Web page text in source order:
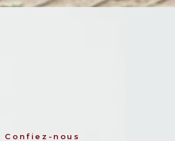
Confiez-nous